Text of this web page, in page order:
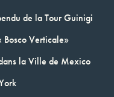
de la Tour Guinigi
Verticale»
la Ville de Mexico